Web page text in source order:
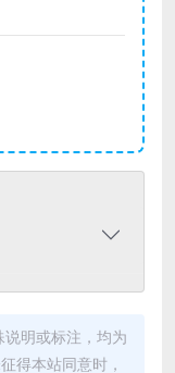
明或标注，均为
得本站同意时，